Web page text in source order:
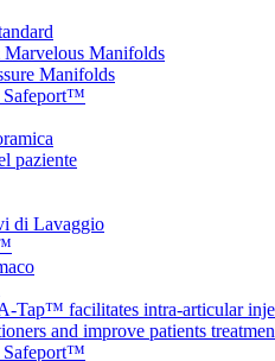
Manifolds
Manifolds
Safeport™
paziente
di Lavaggio
Tap™ facilitates intra-articular
and improve patients
Safeport™